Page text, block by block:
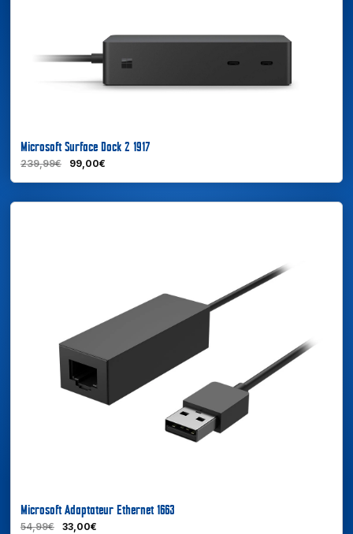
Microsoft Surface Dock 2 1917
239,99€ 99,00€
En savoir plus
Microsoft Adaptateur Ethernet 1663
54,99€ 33,00€